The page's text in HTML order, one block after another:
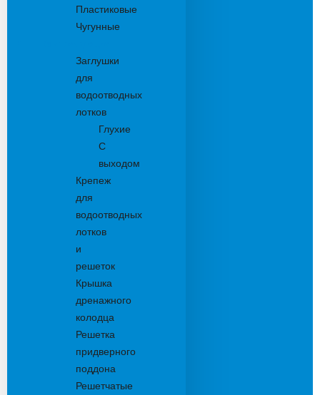
Пластиковые
Чугунные
Заглушки
для
водоотводных
лотков
Глухие
С
выходом
Крепеж
для
водоотводных
лотков
и
решеток
Крышка
дренажного
колодца
Решетка
придверного
поддона
Решетчатые